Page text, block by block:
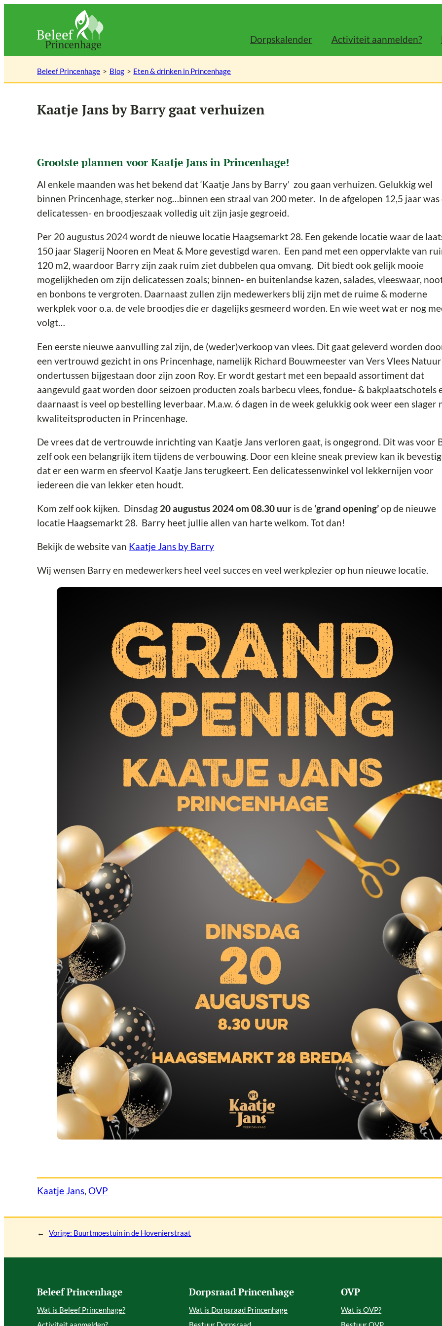
inhoud
Dorpskalender Activiteit aanmelden?
Beleef Princenhage Blog Eten & drinken in Princenhage
Kaatje Jans by Barry gaat verhuizen
Grootste plannen voor Kaatje Jans in Princenhage!
Al enkele maanden was het bekend dat ‘Kaatje Jans by Barry’ zou gaan verhuizen. Gelukkig wel
binnen Princenhage, sterker nog…binnen een straal van 200 meter. In de afgelopen 12,5 jaar was
delicatessen- en broodjeszaak volledig uit zijn jasje gegroeid.
Per 20 augustus 2024 wordt de nieuwe locatie Haagsemarkt 28. Een gekende locatie waar de
150 jaar Slagerij Nooren en Meat & More gevestigd waren. Een pand met een oppervlakte van
120 m2, waardoor Barry zijn zaak ruim ziet dubbelen qua omvang. Dit biedt ook gelijk mooie
mogelijkheden om zijn delicatessen zoals; binnen- en buitenlandse kazen, salades, vleeswaar,
en bonbons te vergroten. Daarnaast zullen zijn medewerkers blij zijn met de ruime & moderne
werkplek voor o.a. de vele broodjes die er dagelijks gesmeerd worden. En wie weet wat er nog
volgt…
Een eerste nieuwe aanvulling zal zijn, de (weder)verkoop van vlees. Dit gaat geleverd worden
een vertrouwd gezicht in ons Princenhage, namelijk Richard Bouwmeester van Vers Vlees
ondertussen bijgestaan door zijn zoon Roy. Er wordt gestart met een bepaald assortiment dat
aangevuld gaat worden door seizoen producten zoals barbecu vlees, fondue- & bakplaatschotels
daarnaast is veel op bestelling leverbaar. M.a.w. 6 dagen in de week gelukkig ook weer een slager
kwaliteitsproducten in Princenhage.
De vrees dat de vertrouwde inrichting van Kaatje Jans verloren gaat, is ongegrond. Dit was voor
zelf ook een belangrijk item tijdens de verbouwing. Door een kleine sneak preview kan ik
dat er een warm en sfeervol Kaatje Jans terugkeert. Een delicatessenwinkel vol lekkernijen voor
iedereen die van lekker eten houdt.
Kom zelf ook kijken. Dinsdag 20 augustus 2024 om 08.30 uur is de ‘grand opening’op de nieuwe
locatie Haagsemarkt 28. Barry heet jullie allen van harte welkom. Tot dan!
Bekijk de website van Kaatje Jans by Barry
Wij wensen Barry en medewerkers heel veel succes en veel werkplezier op hun nieuwe locatie.
Kaatje Jans, OVP
← Vorige: Buurtmoestuin in de Hovenierstraat
Beleef Princenhage
Wat is Beleef Princenhage?
Dorpsraad Princenhage
Wat is Dorpsraad Princenhage
OVP
Wat is OVP?